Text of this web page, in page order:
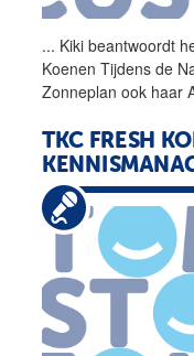
... Kiki beantwoordt
Koenen Tijdens de
Zonneplan ook haar
TKC FRESH